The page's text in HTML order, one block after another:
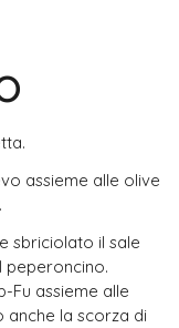
assieme alle olive
sbriciolato il sale
peperoncino.
Fu assieme alle
anche la scorza di